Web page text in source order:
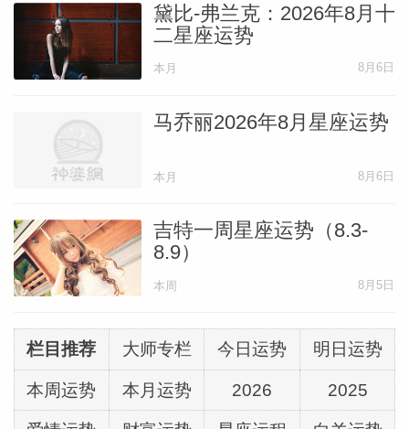
黛比-弗兰克：2026年8月十
二星座运势
本月 8月6日
马乔丽2026年8月星座运势
本月 8月6日
吉特一周星座运势（8.3-
8.9）
本周 8月5日
栏目推荐 大师专栏 今日运势 明日运势
本周运势 本月运势 2026 2025